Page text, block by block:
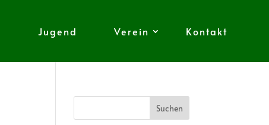
Jugend Verein Kontakt